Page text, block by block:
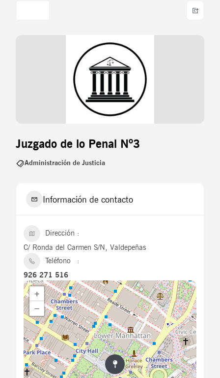
Juzgado de lo Penal Nº3
Administración de Justicia
Información de contacto
Dirección
C/ Ronda del Carmen S/N, Valdepeñas
Teléfono
926 271 516
+
−